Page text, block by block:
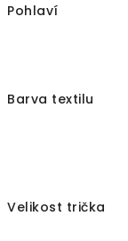
Pohlaví
Barva textilu
Velikost trička